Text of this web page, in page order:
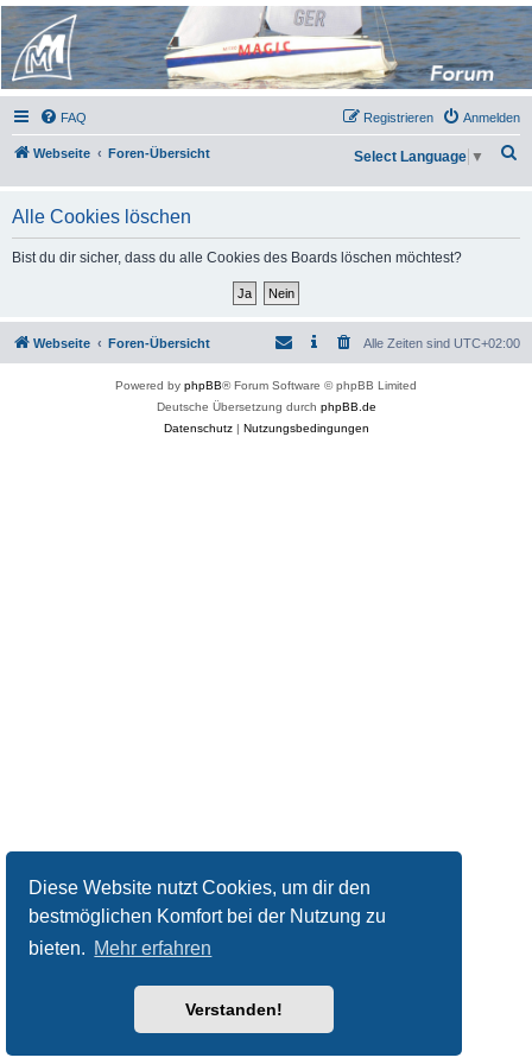
Diese Website nutzt Cookies, um dir den
bestmöglichen Komfort bei der Nutzung zu
bieten. Mehr erfahren
Verstanden!
Micro Magic Forum
Deutschland
FAQ Anmelden
Registrieren
Webseite Foren-Übersicht
h
Select Language ▼
Alle Cookies löschen
Bist du dir sicher, dass du alle Cookies des Boards löschen möchtest?
Webseite Foren-Übersicht Alle Zeiten sind UTC+02:00
Powered by phpBB® Forum Software © phpBB Limited
Deutsche Übersetzung durch phpBB.de
Datenschutz| Nutzungsbedingungen